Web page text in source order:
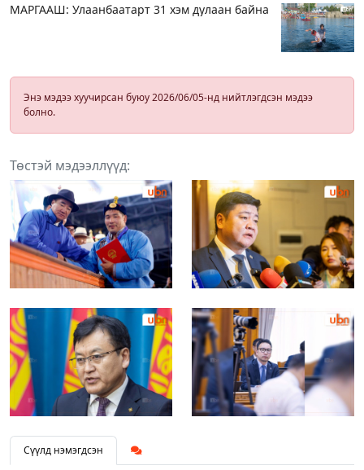
МАРГААШ: Улаанбаатарт 31 хэм дулаан байна
Энэ мэдээ хуучирсан буюу 2026/06/05-нд нийтлэгдсэн мэдээ
болно.
Төстэй мэдээллүүд:
Сүүлд нэмэгдсэн